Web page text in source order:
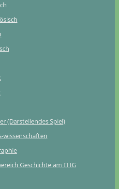
(Darstellendes Spiel)
wissenschaften
Geschichte am EHG